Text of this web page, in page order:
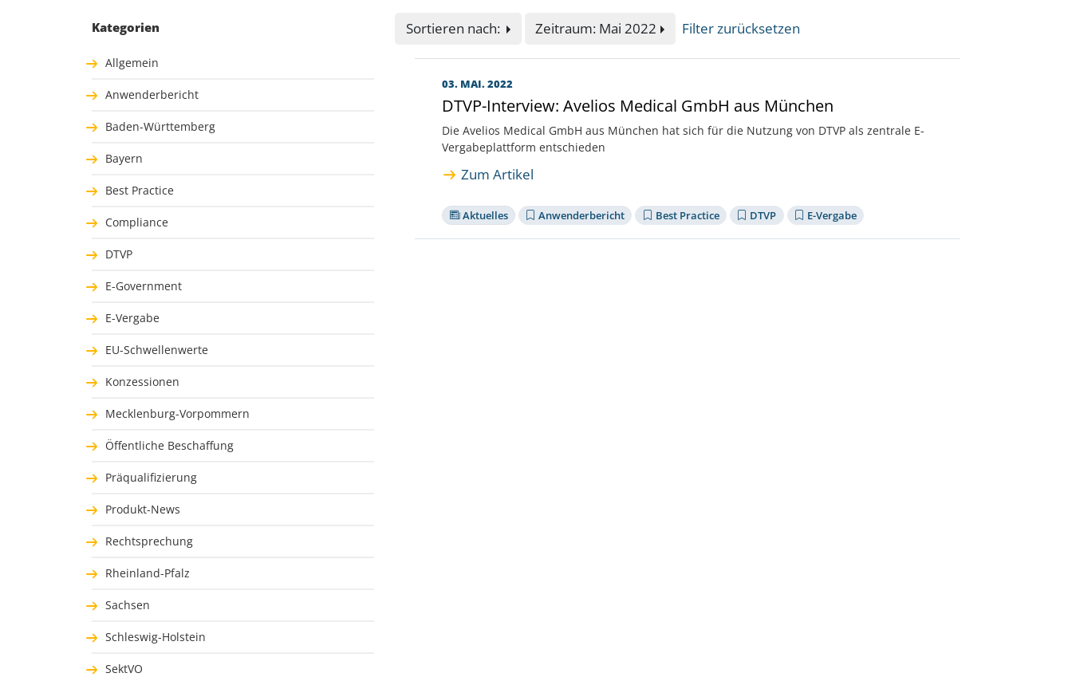
Kategorien
Allgemein
Anwenderbericht
Baden-Württemberg
Bayern
Best Practice
Compliance
DTVP
E-Government
E-Vergabe
EU-Schwellenwerte
Konzessionen
Mecklenburg-Vorpommern
Öffentliche Beschaffung
Präqualifizierung
Produkt-News
Rechtsprechung
Rheinland-Pfalz
Sachsen
Schleswig-Holstein
SektVO
Sortieren nach: Zeitraum: Mai 2022 Filter zurücksetzen
03. MAI. 2022
DTVP-Interview: Avelios Medical GmbH aus München
Die Avelios Medical GmbH aus München hat sich für die Nutzung von DTVP als zentrale E-
Vergabeplattform entschieden
Zum Artikel
Aktuelles Anwenderbericht Best Practice DTVP E-Vergabe